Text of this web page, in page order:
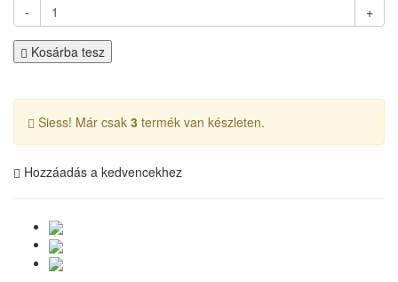
-
+
Kosárba tesz
Siess! Már csak 3 termék van készleten.
Hozzáadás a kedvencekhez